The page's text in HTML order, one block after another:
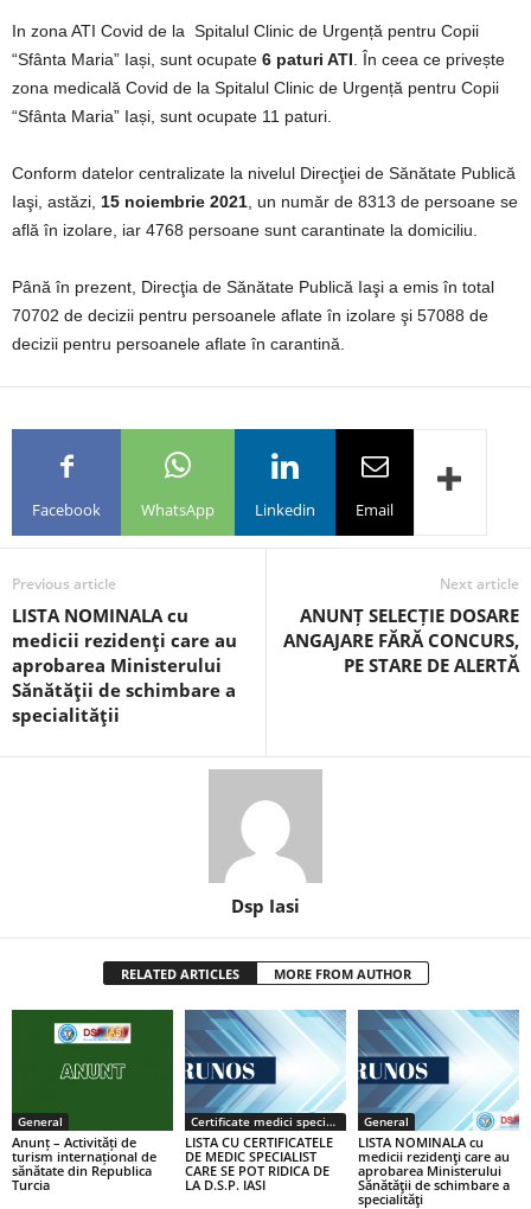
In zona ATI Covid de la Spitalul Clinic de Urgență pentru Copii
“Sfânta Maria” Iași, sunt ocupate 6 paturi ATI . În ceea ce privește
zona medicală Covid de la Spitalul Clinic de Urgență pentru Copii
“Sfânta Maria” Iași, sunt ocupate 11 paturi.
Conform datelor centralizate la nivelul Direcţiei de Sănătate Publică
Iaşi, astăzi, 15 noiembrie 2021 , un număr de 8313 de persoane se
află în izolare, iar 4768 persoane sunt carantinate la domiciliu.
Până în prezent, Direcţia de Sănătate Publică Iaşi a emis în total
70702 de decizii pentru persoanele aflate în izolare şi 57088 de
decizii pentru persoanele aflate în carantină.
Facebook WhatsApp Linkedin Email
Previous article
LISTA NOMINALA cu
medicii rezidenţi care au
aprobarea Ministerului
Sănătăţii de schimbare a
specialităţii
Next article
ANUNȚ SELECȚIE DOSARE
ANGAJARE FĂRĂ CONCURS,
PE STARE DE ALERTĂ
Dsp Iasi
RELATED ARTICLES MORE FROM AUTHOR
General
Anunț – Activități de
turism internațional de
sănătate din Republica
Turcia
Certificate medici specialiști / primari
LISTA CU CERTIFICATELE
DE MEDIC SPECIALIST
CARE SE POT RIDICA DE
LA D.S.P. IASI
General
LISTA NOMINALA cu
medicii rezidenţi care au
aprobarea Ministerului
Sănătăţii de schimbare a
specialităţi